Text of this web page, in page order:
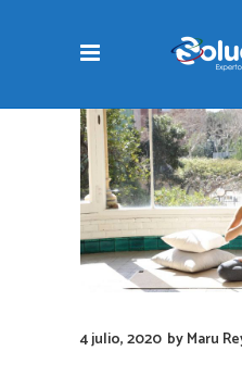
4 julio, 2020 byMaru